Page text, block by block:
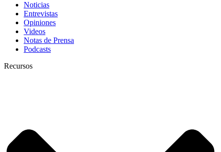
Noticias
Entrevistas
Opiniones
Videos
Notas de Prensa
Podcasts
Recursos